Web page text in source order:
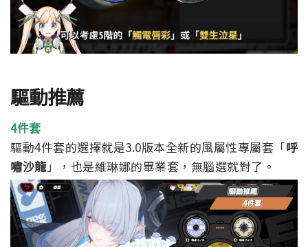
驅動推薦
4件套
驅動4件套的選擇就是3.0版本全新的風屬性專屬套「呼
嘯沙龍」，也是維琳娜的畢業套，無腦選就對了。